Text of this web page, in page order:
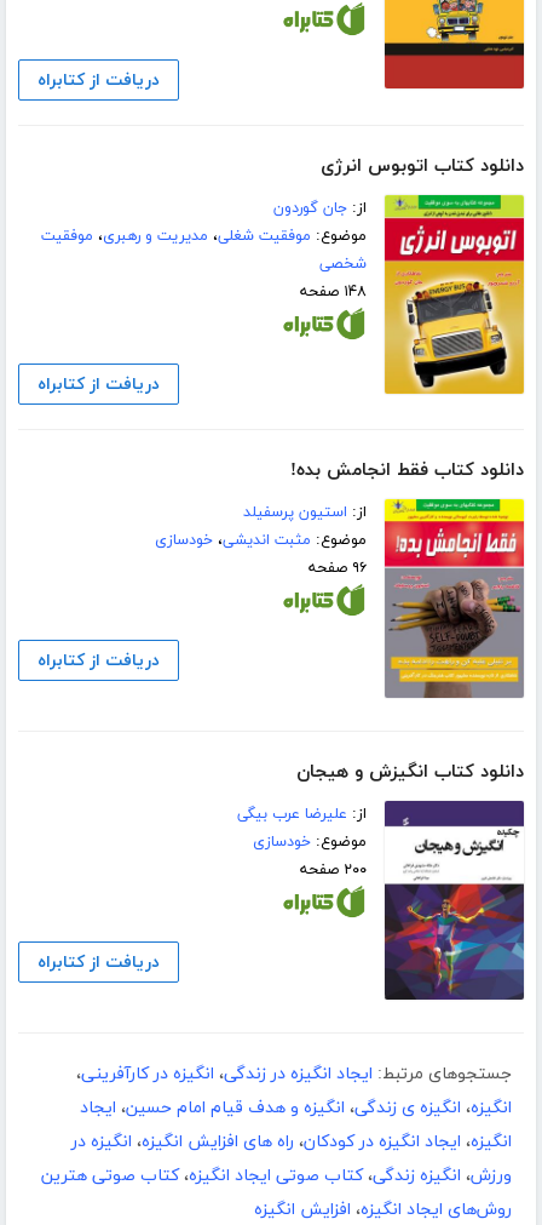
دریافت از کتابراه
دانلود کتاب اتوبوس انرژی
از:جان گوردون
موضوع: موفقیت شغلی، مدیریت و رهبری، موفقیت
شخصی
۱۴۸ صفحه
دریافت از کتابراه
دانلود کتاب فقط انجامش بده!
از: استیون پرسفیلد
موضوع: مثبت اندیشی،خودسازی
۹۶ صفحه
دریافت از کتابراه
دانلود کتاب انگیزش و هیجان
از: علیرضا عرب بیگی
موضوع:خودسازی
۲۰۰ صفحه
دریافت از کتابراه
جستجوهای مرتبط: ایجاد انگیزه در زندگی، انگیزه در کارآفرینی،
انگیزه، انگیزه ی زندگی، انگیزه و هدف قیام امام حسین، ایجاد
انگیزه، ایجاد انگیزه در کودکان، راه های افزایش انگیزه، انگیزه در
ورزش، انگیزه زندگی،کتاب صوتی ایجاد انگیزه،کتاب صوتی هترین
روش‌های ایجاد انگیزه، افزایش انگیزه